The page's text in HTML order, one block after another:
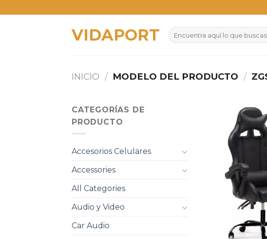
to
VIDAPORT
Buscar
por:
INICIO / MODELO DEL PRODUCTO /
CATEGORÍAS DE
PRODUCTO
Accesorios Celulares
Accessories
All Categories
Audio y Video
Car Audio